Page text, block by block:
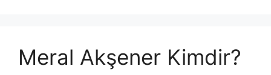
Meral Akşener Kimdir?